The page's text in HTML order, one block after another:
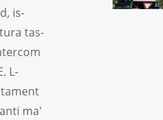
is-
tas-
L-
ma'